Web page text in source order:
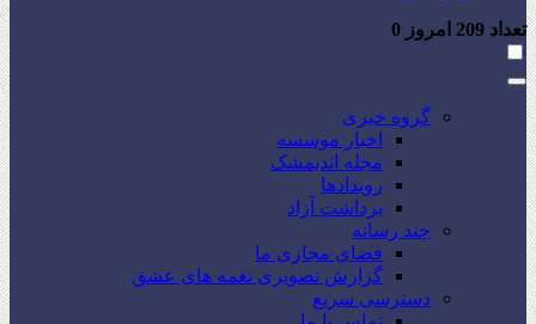
تعداد امروز 0
گروه خبری
اخبار موسسه
مجله اندیمشک
رویدادها
برداشت آزاد
چند رسانه
فضای مجازی ما
گزارش تصویری نغمه های عشق
دسترسی سریع